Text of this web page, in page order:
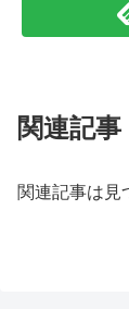
関連記事
関連記事は見